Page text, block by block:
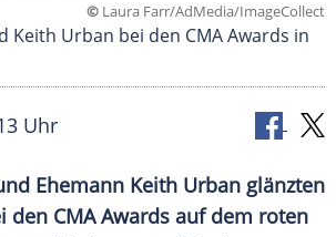
© Laura Farr/AdMedia/ImageCollect
Keith Urban bei den CMA Awards in
Uhr
Ehemann Keith Urban glänzten
den CMA Awards auf dem roten